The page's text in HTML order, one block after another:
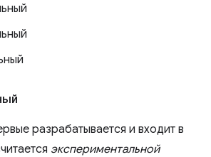
разрабатывается и входит в
экспериментальной